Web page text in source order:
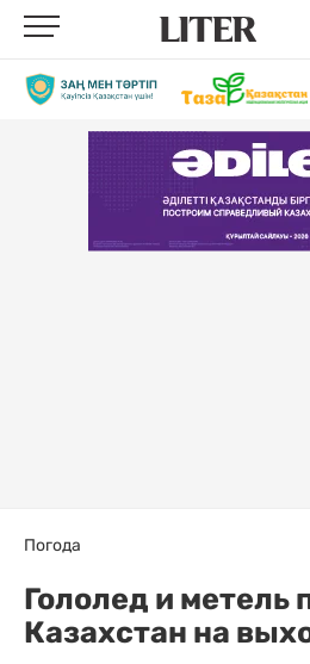
Погода
Гололед и метель
Казахстан на